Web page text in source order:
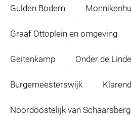
Gulden Bodem
Graaf Ottoplein en omgeving
Geitenkamp Onder de
Burgemeesterswijk
Noordoostelijk van